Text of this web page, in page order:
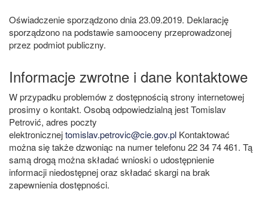
Oświadczenie sporządzono dnia 23.09.2019. Deklarację
sporządzono na podstawie samooceny przeprowadzonej
przez podmiot publiczny.
Informacje zwrotne i dane kontaktowe
W przypadku problemów z dostępnością strony internetowej
prosimy o kontakt. Osobą odpowiedzialną jest Tomislav
Petrović, adres poczty
elektronicznejtomislav.petrovic@cie.gov.pl Kontaktować
można się także dzwoniąc na numer telefonu 22 34 74 461. Tą
samą drogą można składać wnioski o udostępnienie
informacji niedostępnej oraz składać skargi na brak
zapewnienia dostępności.